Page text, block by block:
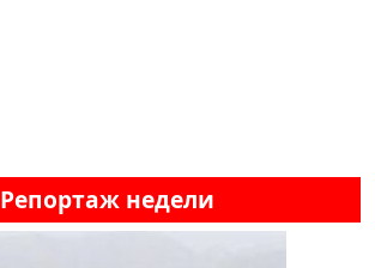
Репортаж недели